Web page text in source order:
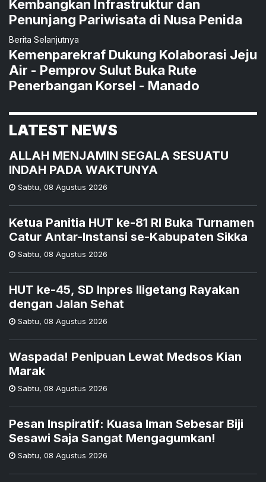
Kembangkan Infrastruktur dan
Penunjang Pariwisata di Nusa Penida
Berita Selanjutnya
Kemenparekraf Dukung Kolaborasi Jeju
Air - Pemprov Sulut Buka Rute
Penerbangan Korsel - Manado
LATEST NEWS
ALLAH MENJAMIN SEGALA SESUATU
INDAH PADA WAKTUNYA
Sabtu, 08 Agustus 2026
Ketua Panitia HUT ke-81 RI Buka Turnamen
Catur Antar-Instansi se-Kabupaten Sikka
Sabtu, 08 Agustus 2026
HUT ke-45, SD Inpres Iligetang Rayakan
dengan Jalan Sehat
Sabtu, 08 Agustus 2026
Waspada! Penipuan Lewat Medsos Kian
Marak
Sabtu, 08 Agustus 2026
Pesan Inspiratif: Kuasa Iman Sebesar Biji
Sesawi Saja Sangat Mengagumkan!
Sabtu, 08 Agustus 2026